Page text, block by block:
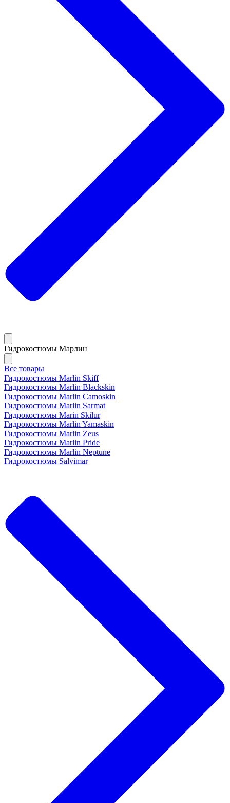
Гидрокостюмы Марлин
Все товары
Гидрокостюмы Marlin Skiff
Гидрокостюмы Marlin Blackskin
Гидрокостюмы Marlin Camoskin
Гидрокостюмы Marlin Sarmat
Гидрокостюмы Marin Skilur
Гидрокостюмы Marlin Yamaskin
Гидрокостюмы Marlin Zeus
Гидрокостюмы Marlin Pride
Гидрокостюмы Marlin Neptune
Гидрокостюмы Salvimar